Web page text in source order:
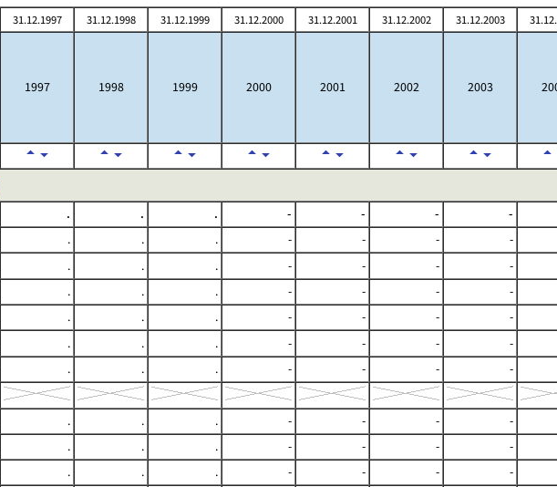
31.12.1997 31.12.1998 31.12.1999 31.12.2000 31.12.2001 31.12.2002 31.12.2003
1997 1998 1999 2000 2001 2002 2003
. . . - - -
-
. . . - - -
-
. . . - - -
-
. . . - - -
-
. . . - - -
-
. . . - - -
-
. . . - - -
-
. . . - - -
-
. . . - - -
-
. . . - - -
-